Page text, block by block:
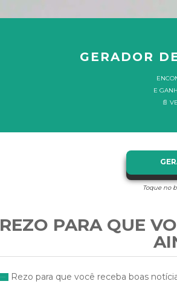
GERADOR
E
📄
Toque no
REZO PARA QUE
Rezo para que você receba boas